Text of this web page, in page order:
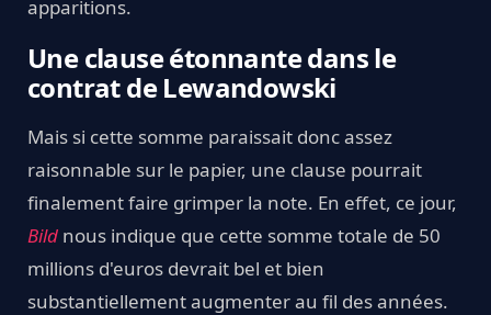
apparitions.
Une clause étonnante dans le
contrat de Lewandowski
Mais si cette somme paraissait donc assez
raisonnable sur le papier, une clause pourrait
finalement faire grimper la note. En effet, ce jour,
Bild nous indique que cette somme totale de 50
millions d'euros devrait bel et bien
substantiellement augmenter au fil des années.